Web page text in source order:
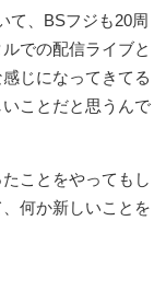
、 BSフジも20周
での配信ライブと
じになってきてる
ことだと思うんで
ことをやってもし
何か新しいことを